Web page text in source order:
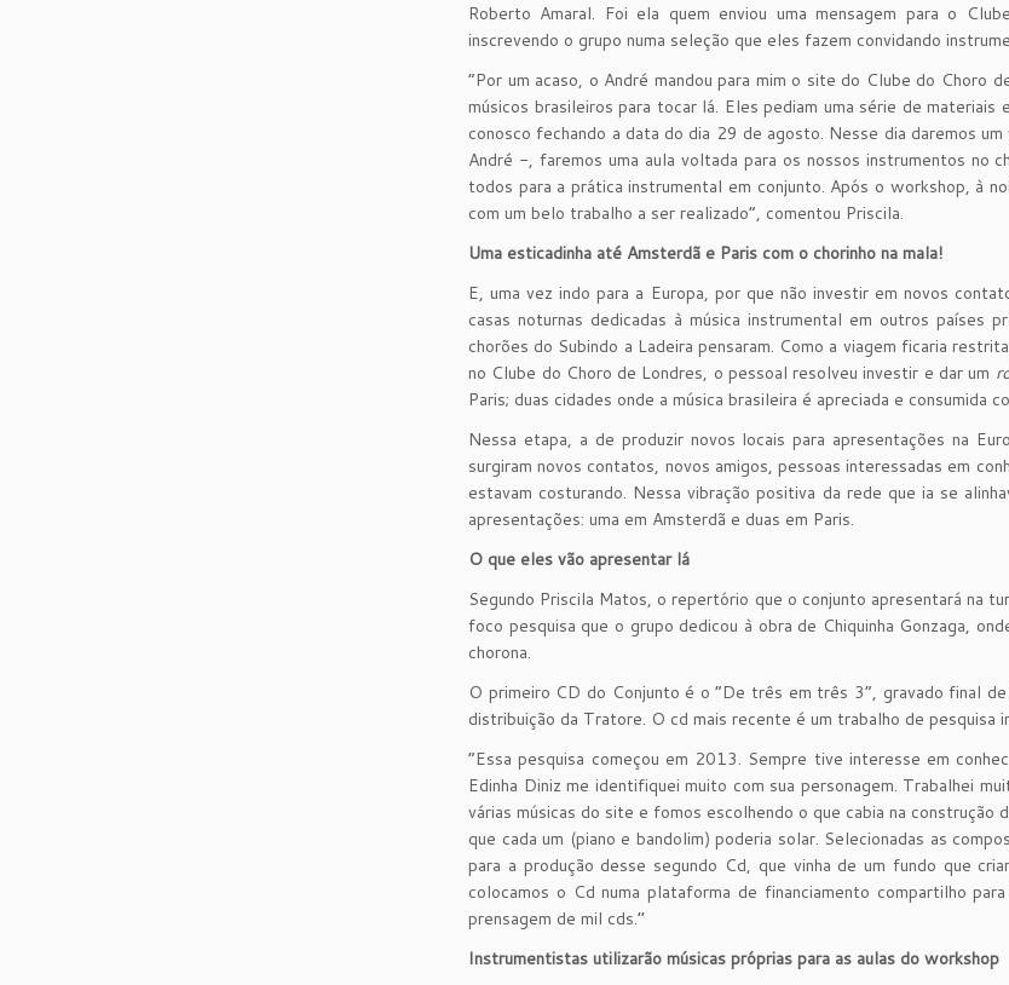
Roberto Amaral. Foi ela quem enviou uma mensagem para o
inscrevendo o grupo numa seleção que eles fazem convidando
“Por um acaso, o André mandou para mim o site do Clube do Choro
músicos brasileiros para tocar lá. Eles pediam uma série de
conosco fechando a data do dia 29 de agosto. Nesse dia daremos
André -, faremos uma aula voltada para os nossos instrumentos no
todos para a prática instrumental em conjunto. Após o workshop, à
com um belo trabalho a ser realizado”, comentou Priscila.
Uma esticadinha até Amsterdã e Paris com o chorinho na mala!
E, uma vez indo para a Europa, por que não investir em novos
casas noturnas dedicadas à música instrumental em outros
chorões do Subindo a Ladeira pensaram. Como a viagem ficaria
no Clube do Choro de Londres, o pessoal resolveu investir e dar um
Paris; duas cidades onde a música brasileira é apreciada e consumida
Nessa etapa, a de produzir novos locais para apresentações na
surgiram novos contatos, novos amigos, pessoas interessadas em
estavam costurando. Nessa vibração positiva da rede que ia se
apresentações: uma em Amsterdã e duas em Paris.
O que eles vão apresentar lá
Segundo Priscila Matos, o repertório que o conjunto apresentará na
foco pesquisa que o grupo dedicou à obra de Chiquinha Gonzaga,
chorona.
O primeiro CD do Conjunto é o “De três em três 3”, gravado final
distribuição da Tratore. O cd mais recente é um trabalho de pesquisa
“Essa pesquisa começou em 2013. Sempre tive interesse em
Edinha Diniz me identifiquei muito com sua personagem. Trabalhei
várias músicas do site e fomos escolhendo o que cabia na
que cada um (piano e bandolim) poderia solar. Selecionadas as
para a produção desse segundo Cd, que vinha de um fundo que
colocamos o Cd numa plataforma de financiamento compartilho
prensagem de mil cds.’’
Instrumentistas utilizarão músicas próprias para as aulas do workshop